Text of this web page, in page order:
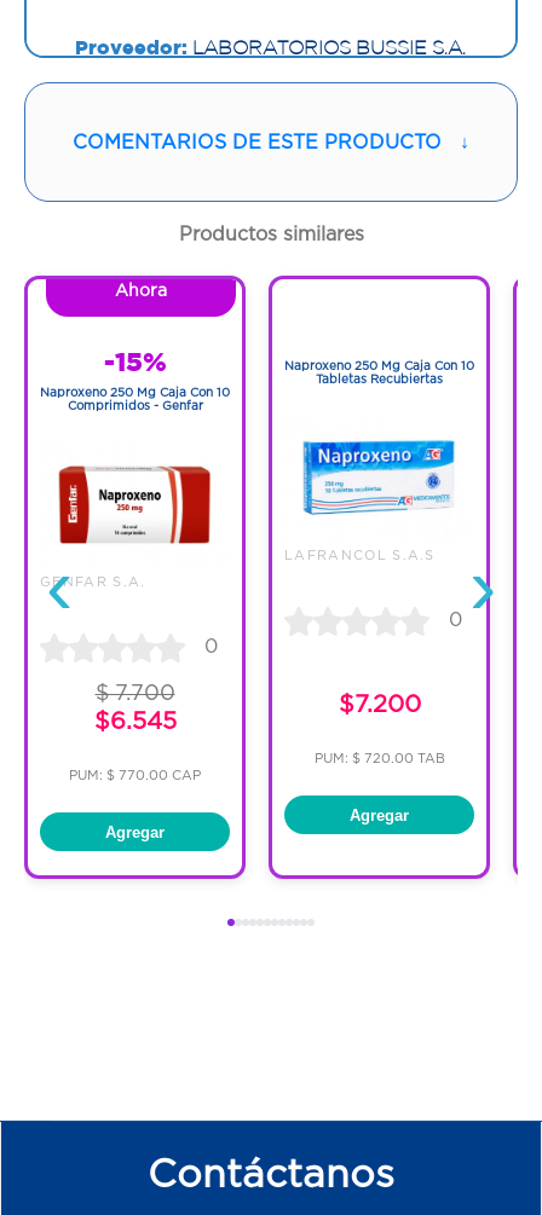
Proveedor: LABORATORIOS BUSSIE S.A.
30 Tabletas
Código:1276135
COMENTARIOS DE ESTE PRODUCTO ↓
Productos similares
‹
Ahora
-15%
Naproxeno 250 Mg Caja Con 10
Comprimidos - Genfar
GENFAR S.A.
0
$ 7.700
$6.545
PUM: $ 770.00 CAP
Agregar
Naproxeno 250 Mg Caja Con 10
Tabletas Recubiertas
LAFRANCOL S.A.S
0
$7.200
PUM: $ 720.00 TAB
Agregar
›
Contáctanos